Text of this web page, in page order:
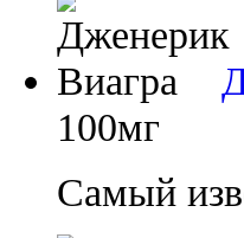
100мг
Самый